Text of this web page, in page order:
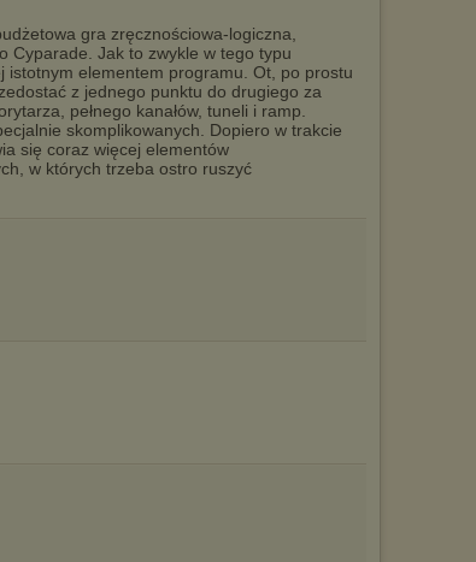
gra zręcznościowa-logiczna,
Cyparade. Jak to zwykle w tego typu
istotnym elementem programu. Ot, po prostu
z jednego punktu do drugiego za
pełnego kanałów, tuneli i ramp.
skomplikowanych. Dopiero w trakcie
się coraz więcej elementów
w których trzeba ostro ruszyć